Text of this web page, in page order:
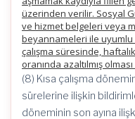
üzerinden verilir. Sosyal
ve hizmet belgeleri veya
beyannameleri ile uyumlu
çalışma süresinde,
oranında azaltılmış
(8) Kısa çalışma
sürelerine ilişkin
döneminin son ayına